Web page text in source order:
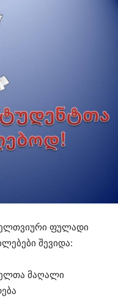
ფულადი
შევიდა:
მაღალი